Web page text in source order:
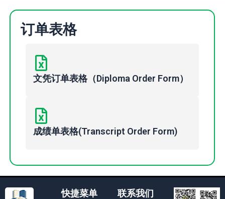
订单表格
文凭订单表格（Diploma Order Form）
成绩单表格(Transcript Order Form)
快捷菜单 联系我们